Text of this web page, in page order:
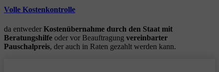
Volle Kostenkontrolle
da entweder Kostenübernahme durch den Staat mit
Beratungshilfe oder vor Beauftragung vereinbarter
Pauschalpreis, der auch in Raten gezahlt werden kann.